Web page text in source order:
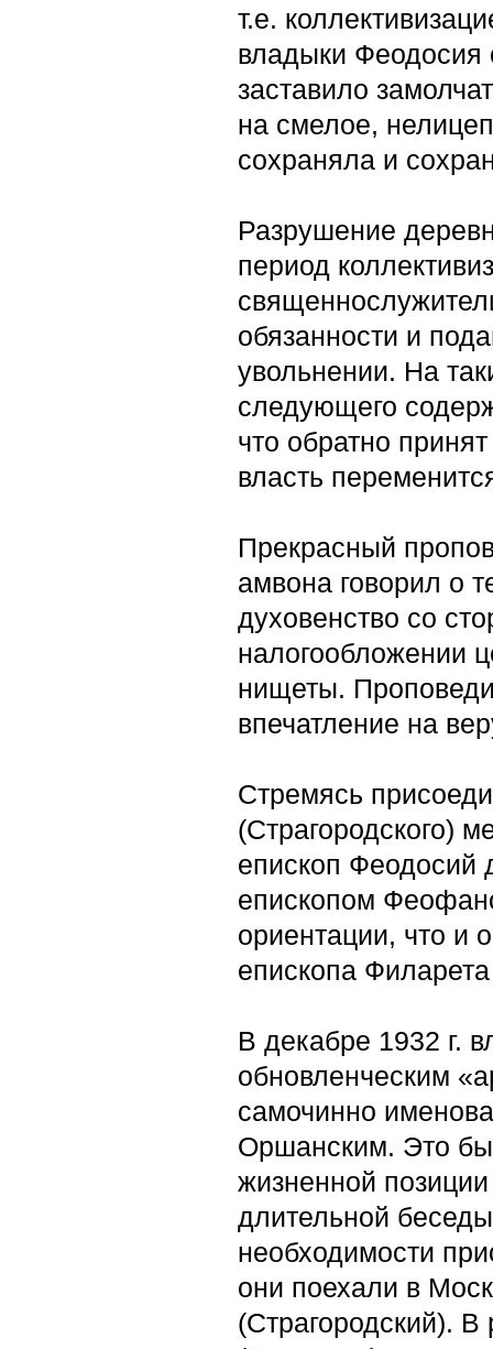
т.е.
владыки Феодосия
заставило
на смелое,
сохраняла и
Разрушение
период
обязанности и
увольнении. На
следующего
что обратно
власть
Прекрасный
амвона говорил о
духовенство со
налогообложении
нищеты.
впечатление на
Стремясь
(Страгородского)
епископ Феодосий
епископом
ориентации, что и
епископа
В декабре 1932 г.
обновленческим
самочинно
Оршанским. Это
жизненной
длительной
необходимости
они поехали в
(Страгородский).